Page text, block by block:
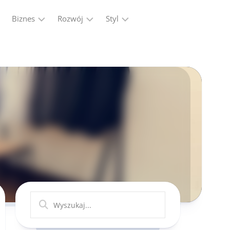
Biznes
Marketing,
Rozwój Styl